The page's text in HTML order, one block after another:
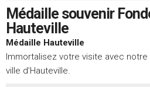
Médaille souvenir
Hauteville
Médaille Hauteville
Immortalisez votre visite avec
ville d’Hauteville.